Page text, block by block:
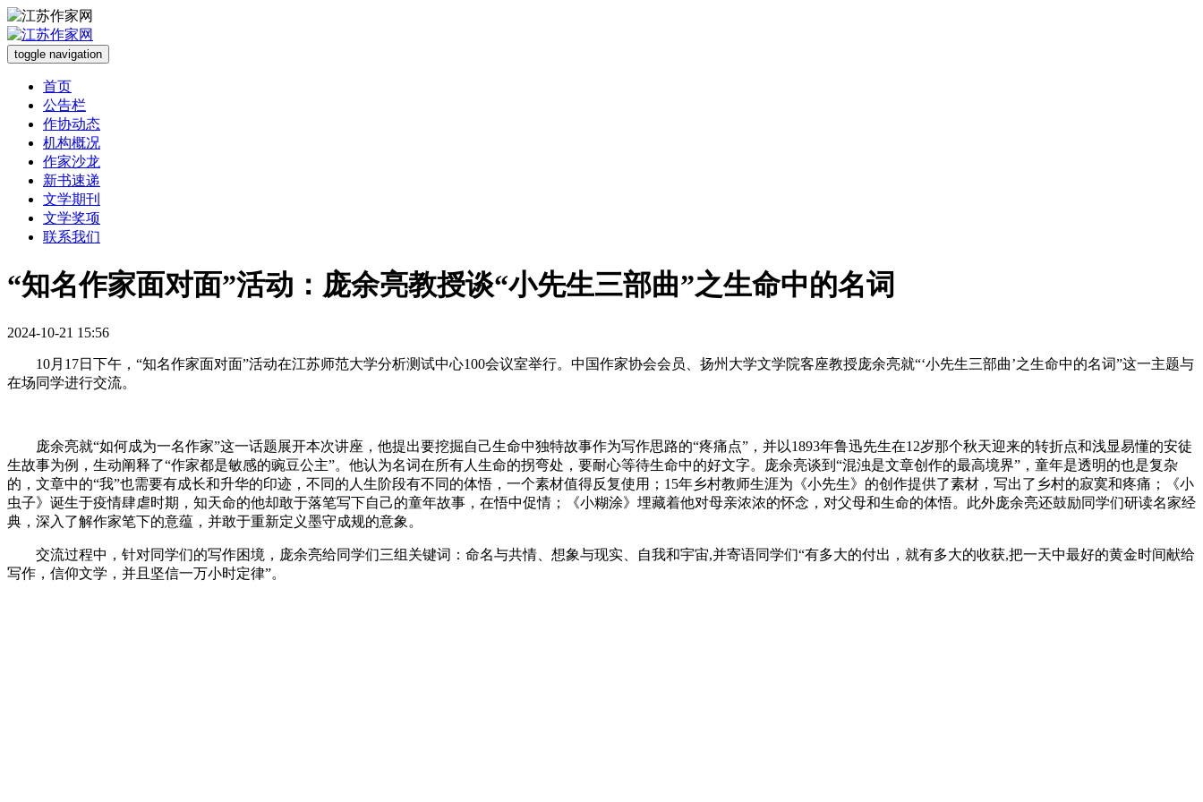
toggle navigation
首页
公告栏
作协动态
机构概况
作家沙龙
新书速递
文学期刊
文学奖项
联系我们
“知名作家面对面”活动：庞余亮教授谈“小先生三部曲”之生命中的名词
2024-10-21 15:56
10月17日下午，“知名作家面对面”活动在江苏师范大学分析测试中心100会议室举行。中国作家协会会员、扬州大学文学院客座教授庞余亮就“‘小先生三部曲’之生命中的名词”这一主题与
在场同学进行交流。
庞余亮就“如何成为一名作家”这一话题展开本次讲座，他提出要挖掘自己生命中独特故事作为写作思路的“疼痛点”，并以1893年鲁迅先生在12岁那个秋天迎来的转折点和浅显易懂的安徒
生故事为例，生动阐释了“作家都是敏感的豌豆公主”。他认为名词在所有人生命的拐弯处，要耐心等待生命中的好文字。庞余亮谈到“混浊是文章创作的最高境界”，童年是透明的也是复杂
的，文章中的“我”也需要有成长和升华的印迹，不同的人生阶段有不同的体悟，一个素材值得反复使用；15年乡村教师生涯为《小先生》的创作提供了素材，写出了乡村的寂寞和疼痛；《小
虫子》诞生于疫情肆虐时期，知天命的他却敢于落笔写下自己的童年故事，在悟中促情；《小糊涂》埋藏着他对母亲浓浓的怀念，对父母和生命的体悟。此外庞余亮还鼓励同学们研读名家经
典，深入了解作家笔下的意蕴，并敢于重新定义墨守成规的意象。
交流过程中，针对同学们的写作困境，庞余亮给同学们三组关键词：命名与共情、想象与现实、自我和宇宙,并寄语同学们“有多大的付出，就有多大的收获,把一天中最好的黄金时间献给
写作，信仰文学，并且坚信一万小时定律”。